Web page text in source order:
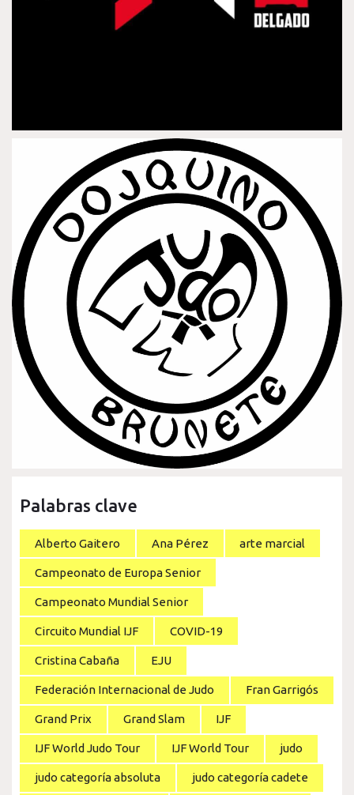
Palabras clave
Alberto Gaitero Ana Pérez arte marcial
Campeonato de Europa Senior
Campeonato Mundial Senior
Circuito Mundial IJF COVID-19
Cristina Cabaña EJU
Federación Internacional de Judo Fran Garrigós
Grand Prix Grand Slam IJF
IJF World Judo Tour IJF World Tour judo
judo categoría absoluta judo categoría cadete